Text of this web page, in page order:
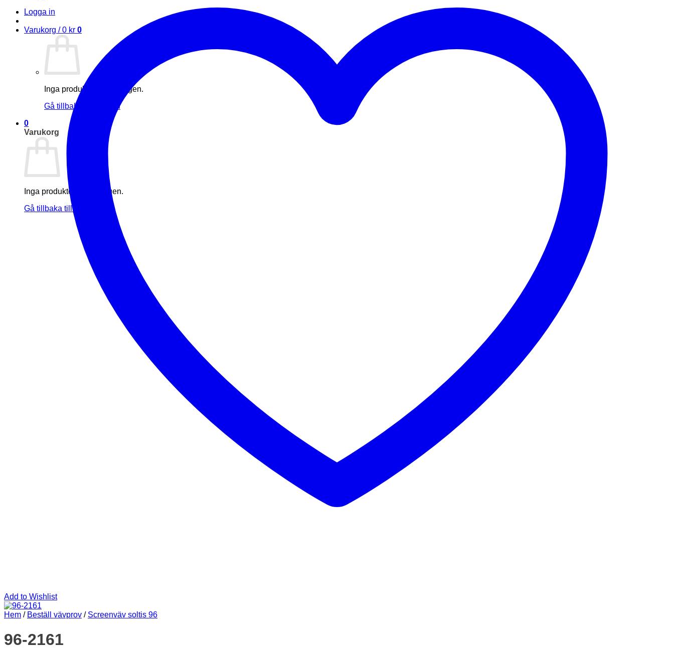
Logga in
Varukorg /0 kr 0
Inga produkter i varukorgen.
Gå tillbaka till butiken
0
Varukorg
Inga produkter i varukorgen.
Gå tillbaka till butiken
Add to Wishlist
Hem / Beställ vävprov / Screenväv soltis 96
96-2161